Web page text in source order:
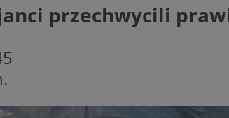
przechwycili